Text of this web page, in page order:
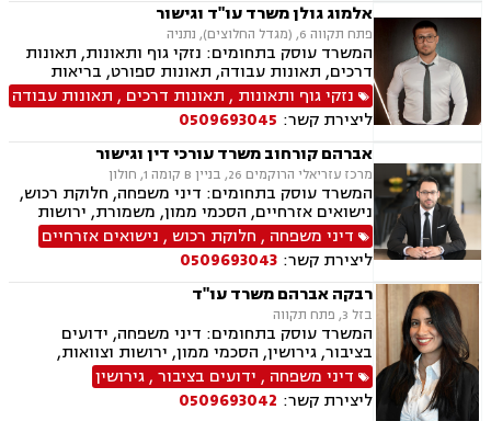
אלמוג גולן משרד עו"ד וגישור
פתח תקווה 6, (מגדל החלוצים), נתניה
המשרד עוסק בתחומים: נזקי גוף ותאונות, תאונות
דרכים, תאונות עבודה, תאונות ספורט, בריאות
הנפש, אובדן כושר עבודה, תאונות תלמידים תאונות
עקב רשלנות, ביטוח לאומי, גישור.
נזקי גוף ותאונות , תאונות דרכים , תאונות עבודה
ליצירת קשר: 0509693045
אברהם קורחוב משרד עורכי דין וגישור
מרכז עזריאלי הרוקמים 26, בניין B קומה 1, חולון
המשרד עוסק בתחומים: דיני משפחה, חלוקת רכוש,
נישואים אזרחיים, הסכמי ממון, משמורת, ירושות
וצוואות, גירושין, זמני שהות, מזונות, ידועים בציבור,
גישור ובוררות, גישור במשפחה, תיאום הורי, ניכור
הורי, כתובה, אבהות, מעמד אישי, עסקאות מתנה.
דיני משפחה , חלוקת רכוש , נישואים אזרחיים
ליצירת קשר: 0509693043
רבקה אברהם משרד עו"ד
בזל 3, פתח תקווה
המשרד עוסק בתחומים: דיני משפחה, ידועים
בציבור, גירושין, הסכמי ממון, ירושות וצוואות,
אבהות, מזונות, משמורת, חוק הנוער, חלוקת רכוש,
זמני שהות, החזקת ילדים, ניכור הורי, אומנה, משפט
אזרחי, דיני חוזים, פלילי
דיני משפחה , ידועים בציבור,גירושין
ליצירת קשר: 0509693042